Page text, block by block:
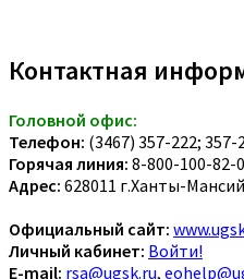
Контактная
Головной офис:
Телефон: (3467) 357-222;
Горячая линия: 8-800-100-82-
Адрес: 628011 г.Ханты-
Официальный сайт:
Личный кабинет: Войти!
E-mail: rsa@ugsk.ru,